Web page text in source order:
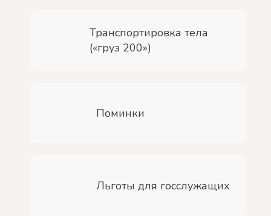
Транспортировка тела
(«груз 200»)
Поминки
Льготы для госслужащих